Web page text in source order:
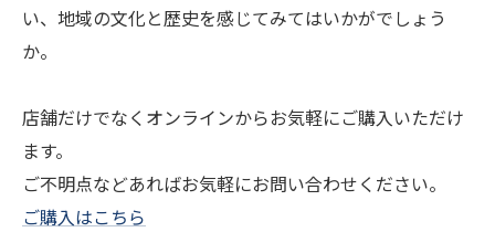
い、地域の文化と歴史を感じてみてはいかがでしょう
か。
店舗だけでなくオンラインからお気軽にご購入いただけ
ます。
ご不明点などあればお気軽にお問い合わせください。
ご購入はこちら